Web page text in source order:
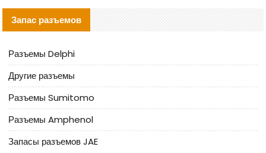
Запас разъемов
Разъемы Delphi
Другие разъемы
Разъемы Sumitomo
Разъемы Amphenol
Запасы разъемов JAE